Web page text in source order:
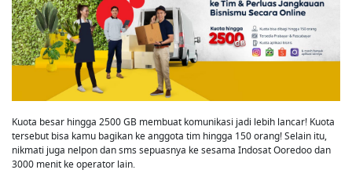
Kuota besar hingga 2500 GB membuat komunikasi jadi lebih lancar! Kuota
tersebut bisa kamu bagikan ke anggota tim hingga 150 orang! Selain itu,
nikmati juga nelpon dan sms sepuasnya ke sesama Indosat Ooredoo dan
3000 menit ke operator lain.